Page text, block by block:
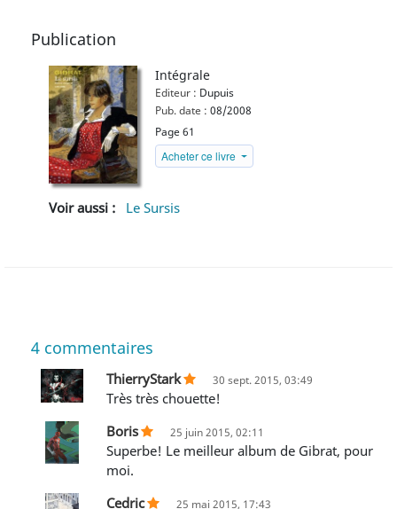
Publication
Intégrale
Editeur : Dupuis
Pub. date : 08/2008
Page 61
Acheter ce livre
Voir aussi : Le Sursis
4 commentaires
ThierryStark 30 sept. 2015, 03:49
Très très chouette!
Boris
25 juin 2015, 02:11
Superbe! Le meilleur album de Gibrat, pour
moi.
Cedric
25 mai 2015, 17:43